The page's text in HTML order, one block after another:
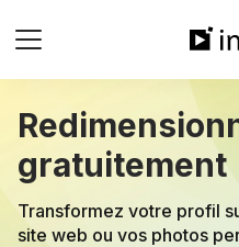
gratuitement
Transformez votre profil
site web ou vos photos